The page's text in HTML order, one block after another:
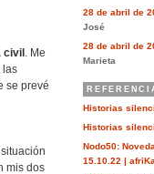
civil . Me
las
se prevé
mis dos
28 de abril de
José
28 de abril de
Marieta
Historias
Historias
Nodo50:
15.10.22 |